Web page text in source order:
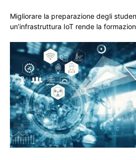
Migliorare la preparazione degli
un’infrastruttura IoT rende la